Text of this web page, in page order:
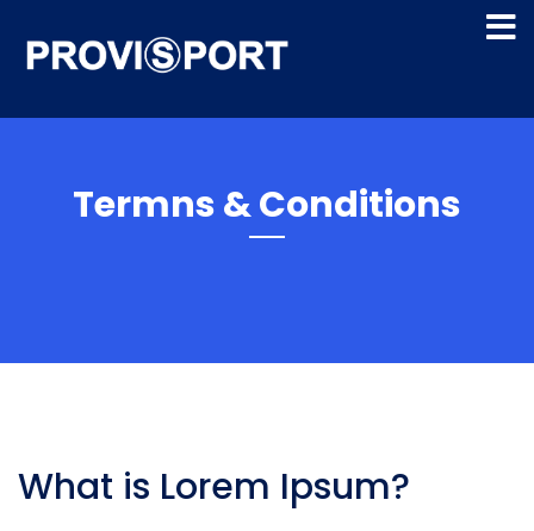
Termns & Conditions
What is Lorem Ipsum?